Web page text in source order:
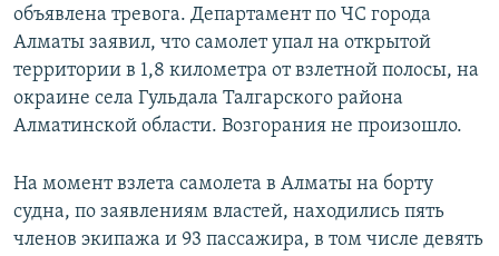
объявлена тревога. Департамент по ЧС города
Алматы заявил, что самолет упал на открытой
территории в 1,8 километра от взлетной полосы, на
окраине села Гульдала Талгарского района
Алматинской области. Возгорания не произошло.
На момент взлета самолета в Алматы на борту
судна, по заявлениям властей, находились пять
членов экипажа и 93 пассажира, в том числе девять